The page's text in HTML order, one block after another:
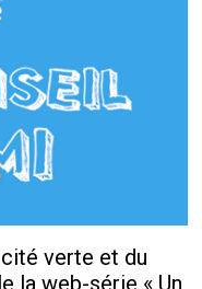
verte et du